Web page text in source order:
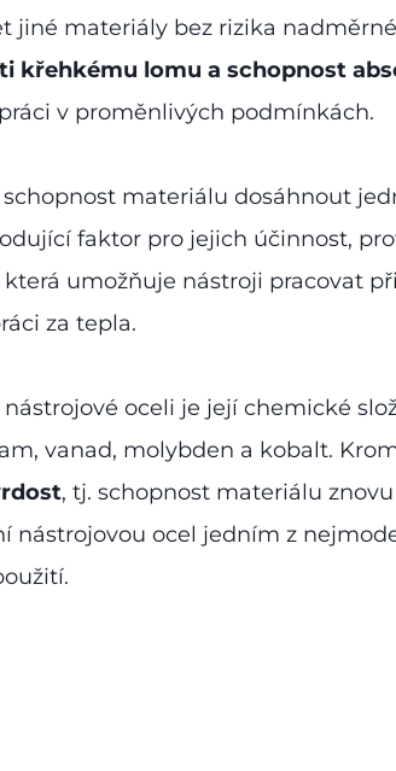
jiné materiály bez rizika
křehkému lomu a schopnost
v proměnlivých podmínkách.
schopnost materiálu dosáhnout
faktor pro jejich účinnost,
která umožňuje nástroji pracovat
za tepla.
oceli je její chemické
vanad, molybden a kobalt.
, tj. schopnost materiálu
nástrojovou ocel jedním z